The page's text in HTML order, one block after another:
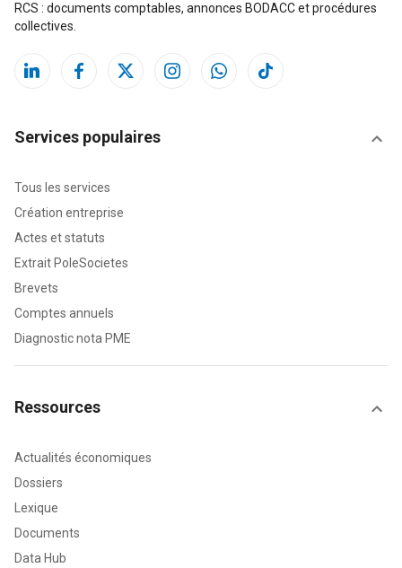
RCS : documents comptables, annonces BODACC et procédures
collectives.
Services populaires
Tous les services
Création entreprise
Actes et statuts
Extrait PoleSocietes
Brevets
Comptes annuels
Diagnostic nota PME
Ressources
Actualités économiques
Dossiers
Lexique
Documents
Data Hub